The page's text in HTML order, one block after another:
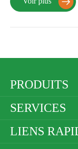
PRODUITS
SERVICES
LIENS